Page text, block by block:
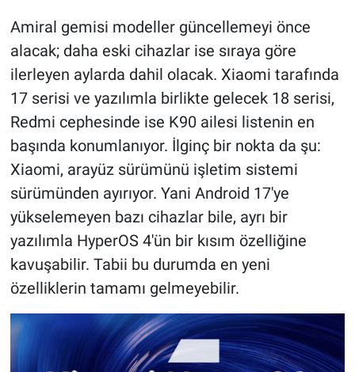
Amiral gemisi modeller güncellemeyi önce
alacak; daha eski cihazlar ise sıraya göre
ilerleyen aylarda dahil olacak. Xiaomi tarafında
17 serisi ve yazılımla birlikte gelecek 18 serisi,
Redmi cephesinde ise K90 ailesi listenin en
başında konumlanıyor. İlginç bir nokta da şu:
Xiaomi, arayüz sürümünü işletim sistemi
sürümünden ayırıyor. Yani Android 17'ye
yükselemeyen bazı cihazlar bile, ayrı bir
yazılımla HyperOS 4'ün bir kısım özelliğine
kavuşabilir. Tabii bu durumda en yeni
özelliklerin tamamı gelmeyebilir.